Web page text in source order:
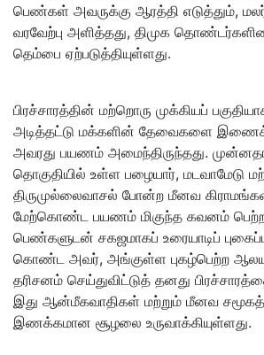
பெண்கள் அவருக்கு ஆரத்தி எடுத்தும், மலர்
வரவேற்பு அளித்தது, திமுக
தெம்பை ஏற்படுத்தியுள்ளது.
பிரச்சாரத்தின் மற்றொரு முக்கியப்
அடித்தட்டு மக்களின் தேவைகளை
அவரது பயணம் அமைந்திருந்தது.
தொகுதியில் உள்ள பழையார், மடவாமேடு
திருமுல்லைவாசல் போன்ற மீனவ
மேற்கொண்ட பயணம் மிகுந்த கவனம்
பெண்களுடன் சகஜமாகப் உரையாடிப்
கொண்ட அவர், அங்குள்ள புகழ்பெற்ற
தரிசனம் செய்துவிட்டுத் தனது
இது ஆன்மீகவாதிகள் மற்றும் மீனவ
இணக்கமான சூழலை உருவாக்கியுள்ளது.